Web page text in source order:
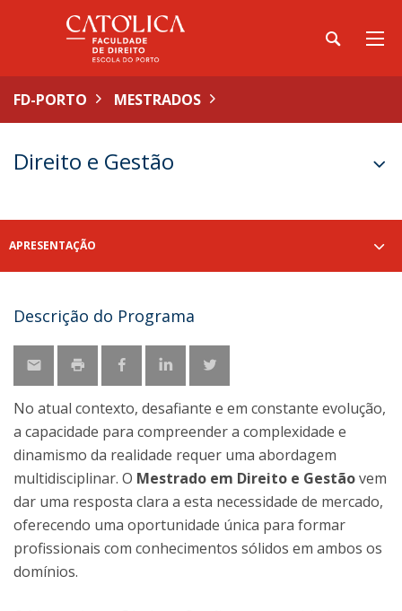
FD-PORTO MESTRADOS
Direito e Gestão
APRESENTAÇÃO
Descrição do Programa
No atual contexto, desafiante e em constante evolução,
a capacidade para compreender a complexidade e
dinamismo da realidade requer uma abordagem
multidisciplinar. O Mestrado em Direito e Gestãovem
dar uma resposta clara a esta necessidade de mercado,
oferecendo uma oportunidade única para formar
profissionais com conhecimentos sólidos em ambos os
domínios.